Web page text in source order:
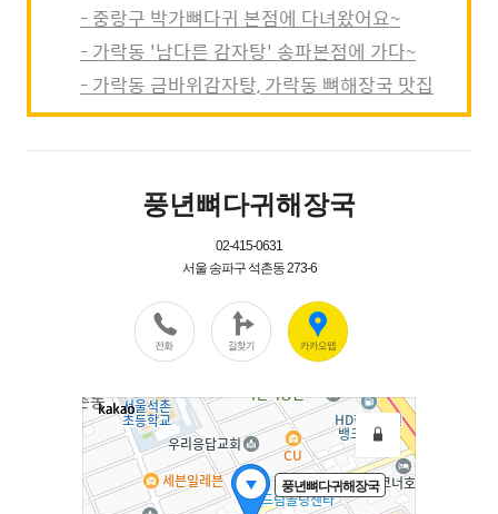
- 중랑구 박가뼈다귀 본점에 다녀왔어요~
- 가락동 '남다른 감자탕' 송파본점에 가다~
- 가락동 금바위감자탕, 가락동 뼈해장국 맛집